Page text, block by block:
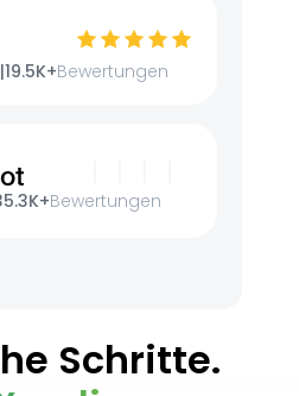
|19.5K+Bewertungen
Bewertungen
Schritte.